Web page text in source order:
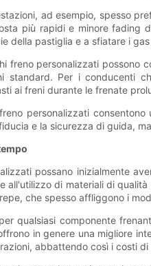
ad esempio, spesso
più rapidi e minore fading
della pastiglia e a sfiatare i
freno personalizzati possono
standard. Per i conducenti
ai freni durante le frenate
personalizzati
e la sicurezza di guida,
possano inizialmente
all'utilizzo di materiali di
che spesso affliggono i
qualsiasi componente
in genere una migliore
abbattendo così i costi